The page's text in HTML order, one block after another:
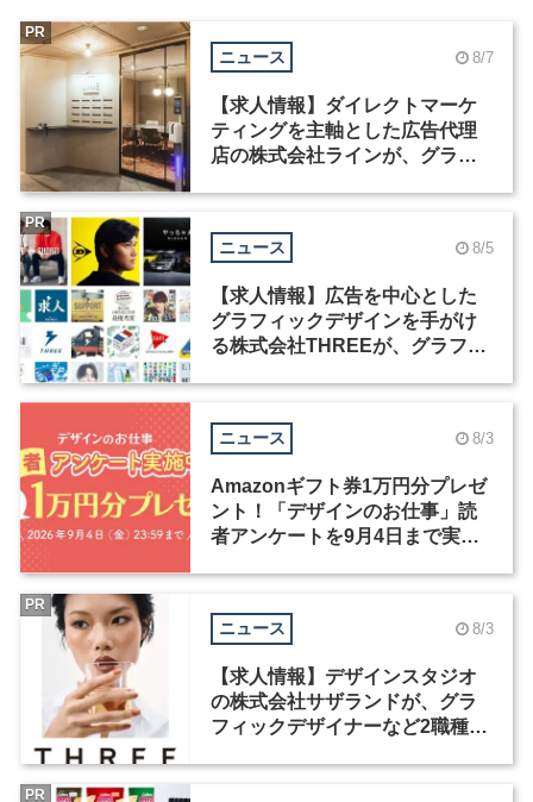
ニュース 8/7
【求人情報】ダイレクトマーケ
ティングを主軸とした広告代理
店の株式会社ラインが、グラフ
PR
ニュース 8/5
【求人情報】広告を中心とした
グラフィックデザインを手がけ
る株式会社THREEが、グラフィ
PR
ニュース 8/3
Amazonギフト券1万円分プレゼ
ント！「デザインのお仕事」読
者アンケートを9月4日まで実施
ニュース 8/3
【求人情報】デザインスタジオ
の株式会社サザランドが、グラ
フィックデザイナーなど2職種を
PR
PR